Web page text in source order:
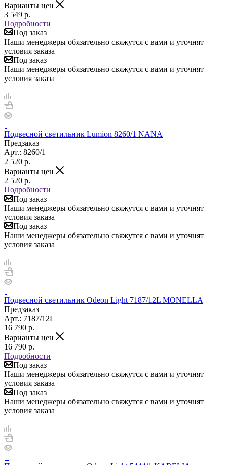
Варианты цен
3 549 р.
Подробности
Под заказ
Наши менеджеры обязательно свяжутся с вами и уточнят
условия заказа
Под заказ
Наши менеджеры обязательно свяжутся с вами и уточнят
условия заказа
Подвесной светильник Lumion 8260/1 NANA
Предзаказ
Арт.: 8260/1
2 520 р.
Варианты цен
2 520 р.
Подробности
Под заказ
Наши менеджеры обязательно свяжутся с вами и уточнят
условия заказа
Под заказ
Наши менеджеры обязательно свяжутся с вами и уточнят
условия заказа
Подвесной светильник Odeon Light 7187/12L MONELLA
Предзаказ
Арт.: 7187/12L
16 790 р.
Варианты цен
16 790 р.
Подробности
Под заказ
Наши менеджеры обязательно свяжутся с вами и уточнят
условия заказа
Под заказ
Наши менеджеры обязательно свяжутся с вами и уточнят
условия заказа